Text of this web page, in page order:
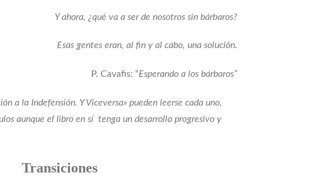
Y ahora, ¿qué va a ser de nosotros sin bárbaros?
Esas gentes eran, al fin y al cabo, una solución.
P. Cavafis: “Esperando a los bárbaros”
a la Indefensión. Y Viceversa» pueden leerse cada uno,
aunque el libro en sí tenga un desarrollo progresivo y
Transiciones